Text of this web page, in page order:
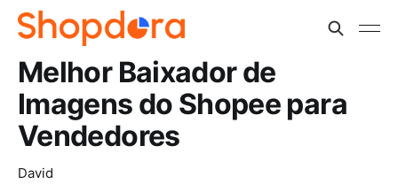
Melhor Baixador de
Imagens do Shopee para
Vendedores
David